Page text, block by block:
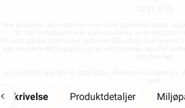
Beskrivelse Produktdetaljer